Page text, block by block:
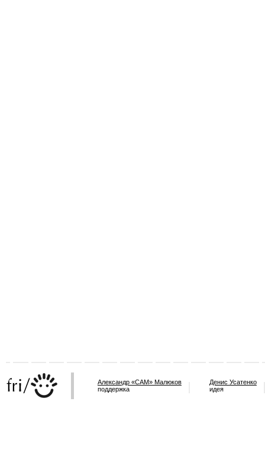
Александр «САМ» Малюков
поддержка
Денис Усатенко
идея